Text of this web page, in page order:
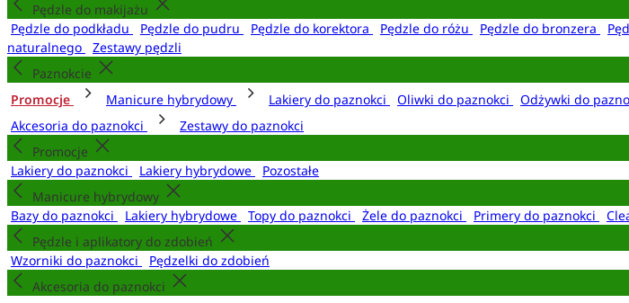
Pędzle do makijażu
Pędzle do podkładu
Pędzle do pudru Pędzle do korektora Pędzle do różu Pędzle do bronzera
naturalnego
Zestawy pędzli
Paznokcie
Promocje
Manicure hybrydowy Lakiery do paznokci Oliwki do paznokci Odżywki do
Akcesoria do paznokci
Zestawy do paznokci
Promocje
Lakiery do paznokci
Lakiery hybrydowe
Pozostałe
Manicure hybrydowy
Bazy do paznokci
Lakiery hybrydowe Topy do paznokci Żele do paznokci Primery do paznokci
Pędzle i aplikatory do zdobień
Wzorniki do paznokci
Pędzelki do zdobień
Akcesoria do paznokci